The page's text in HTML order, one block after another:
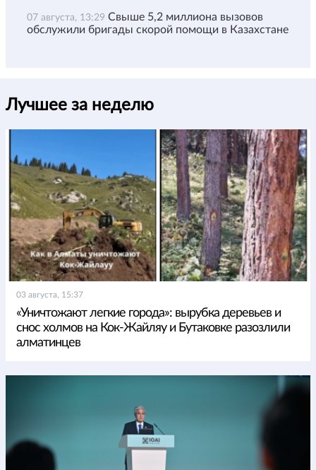
07 августа, 13:29 Свыше 5,2 миллиона вызовов
обслужили бригады скорой помощи в Казахстане
Лучшее за неделю
03 августа, 15:37
«Уничтожают легкие города»: вырубка деревьев и
снос холмов на Кок-Жайляу и Бутаковке разозлили
алматинцев